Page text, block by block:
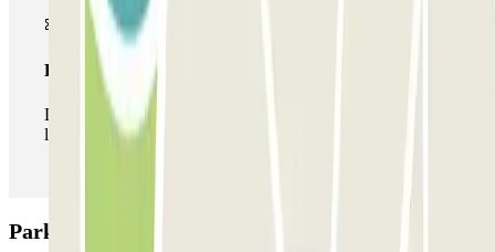
Pase ilimitado
Durante tu estancia podrás entrar y salir del parking todas
las veces que quieras.
Parking Mercat Sant Adrià: Opiniones